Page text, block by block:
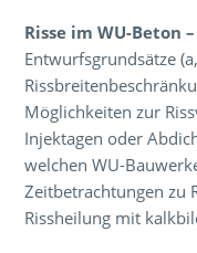
Risse im WU-Beton
Entwurfsgrundsätze
Möglichkeiten zur
Injektagen oder
welchen WU-
Zeitbetrachtungen zu
Rissheilung mit